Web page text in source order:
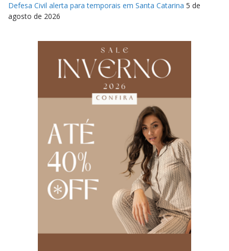
Defesa Civil alerta para temporais em Santa Catarina 5 de
agosto de 2026